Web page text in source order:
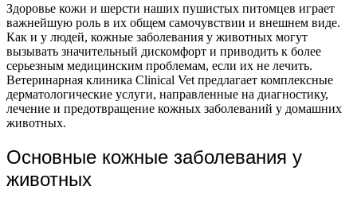
Здоровье кожи и шерсти наших пушистых питомцев играет
важнейшую роль в их общем самочувствии и внешнем виде.
Как и у людей, кожные заболевания у животных могут
вызывать значительный дискомфорт и приводить к более
серьезным медицинским проблемам, если их не лечить.
Ветеринарная клиника Clinical Vet предлагает комплексные
дерматологические услуги, направленные на диагностику,
лечение и предотвращение кожных заболеваний у домашних
животных.
Основные кожные заболевания у
животных